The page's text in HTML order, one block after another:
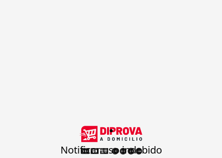
.
Notificar uso indebido